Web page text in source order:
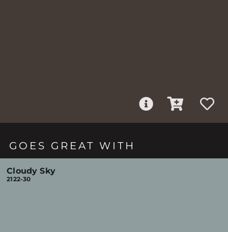
GOES GREAT WITH
Cloudy Sky
2122-30